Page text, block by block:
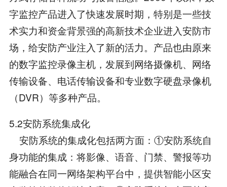
字监控产品进入了快速发展时期，特别是一些技
术实力和资金背景强的高新技术企业进入安防市
场，给安防产业注入了新的活力。产品也由原来
的数字监控录像主机，发展到网络摄像机、网络
传输设备、电话传输设备和专业数字硬盘录像机
（DVR）等多种产品。
5.2安防系统集成化
安防系统的集成化包括两方面：①安防系统自
身功能的集成：将影像、语音、门禁、警报等功
能融合在同一网络架构平台中，提供智能小区安